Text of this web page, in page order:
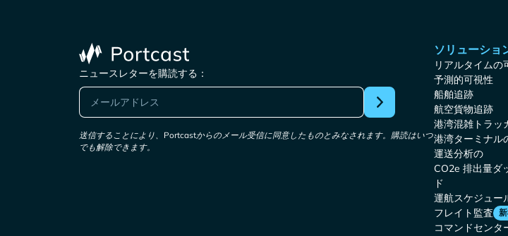
ニュースレターを購読する：
送信することにより、Portcastからのメール受信に同意したものとみなされます。購読はいつ
でも解除できます。
ソリューショ
リアルタイムの
予測的可視性
船舶追跡
航空貨物追跡
港湾混雑トラッ
港湾ターミナル
運送分析の
CO2e 排出量ダ
ド
運航スケジュー
フレイト監査
コマンドセンタ